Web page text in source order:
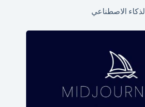
الذكاء الاصطناعي